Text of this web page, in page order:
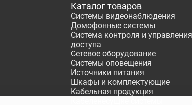
Каталог товаров
Системы видеонаблюдения
Домофонные системы
Система контроля и управления
доступа
Сетевое оборудование
Системы оповещения
Источники питания
Шкафы и комплектующие
Кабельная продукция